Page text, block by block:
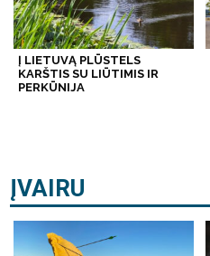
Į LIETUVĄ PLŪSTELS
KARŠTIS SU LIŪTIMIS IR
PERKŪNIJA
ĮVAIRU